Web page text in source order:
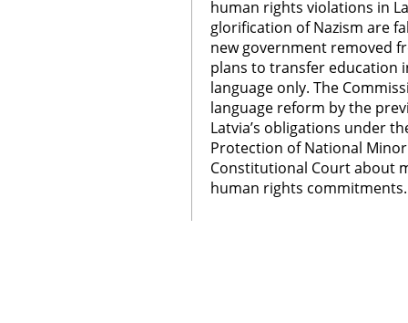
human rights violations in
glorification of Nazism are
new government removed
plans to transfer education
language only. The
language reform by the
Latvia’s obligations under
Protection of National
Constitutional Court about
human rights